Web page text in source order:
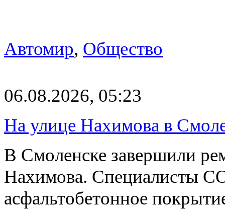
Автомир, Общество
06.08.2026, 05:23
На улице Нахимова в
В Смоленске завершили
Нахимова. Специалисты
асфальтобетонное